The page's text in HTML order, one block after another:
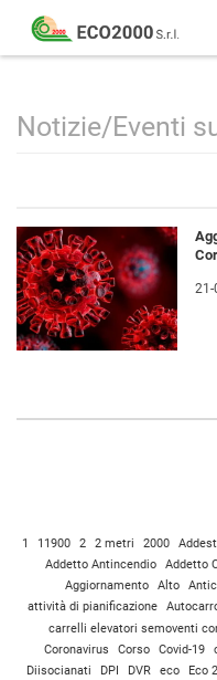
Eco
2000
Formazione
consulenza
sul
lavoro
–
D.Lgs
81/08
Notizie/Eventi
21-
1 11900 2 2 metri 2000
Addetto Antincendio
Addetto
Aggiornamento
Alto
attività di pianificazione
carrelli elevatori semoventi
Coronavirus
Corso Covid-19
Diisocianati
DPI DVR eco Eco